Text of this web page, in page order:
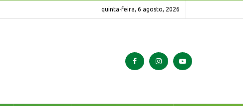
quinta-feira, 6 agosto, 2026